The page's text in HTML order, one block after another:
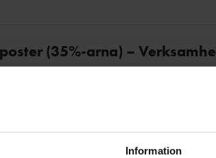
Information
(35%-arna) –
med över 2500
respektive workshop diskuterar vi